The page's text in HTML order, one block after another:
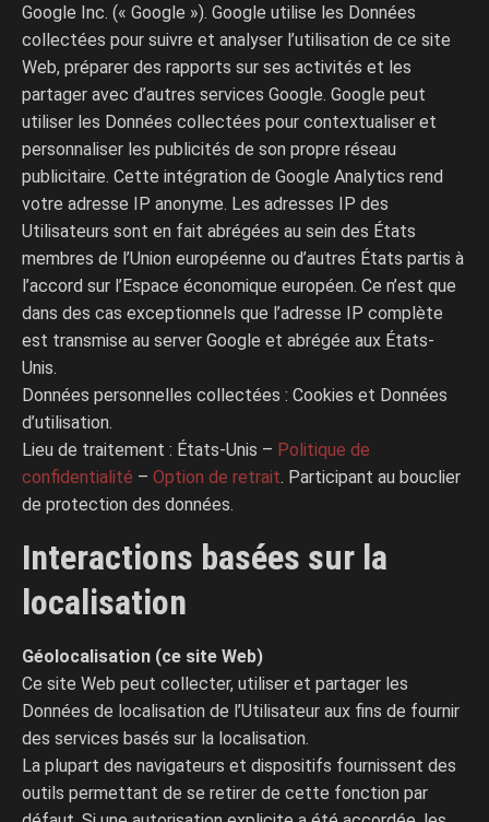
Google Inc. (« Google »). Google utilise les Données
collectées pour suivre et analyser l’utilisation de ce site
Web, préparer des rapports sur ses activités et les
partager avec d’autres services Google. Google peut
utiliser les Données collectées pour contextualiser et
personnaliser les publicités de son propre réseau
publicitaire. Cette intégration de Google Analytics rend
votre adresse IP anonyme. Les adresses IP des
Utilisateurs sont en fait abrégées au sein des États
membres de l’Union européenne ou d’autres États partis à
l’accord sur l’Espace économique européen. Ce n’est que
dans des cas exceptionnels que l’adresse IP complète
est transmise au server Google et abrégée aux États-
Unis.
Données personnelles collectées : Cookies et Données
d’utilisation.
Lieu de traitement : États-Unis – Politique de
confidentialité – Option de retrait. Participant au bouclier
de protection des données.
Interactions basées sur la
localisation
Géolocalisation (ce site Web)
Ce site Web peut collecter, utiliser et partager les
Données de localisation de l’Utilisateur aux fins de fournir
des services basés sur la localisation.
La plupart des navigateurs et dispositifs fournissent des
outils permettant de se retirer de cette fonction par